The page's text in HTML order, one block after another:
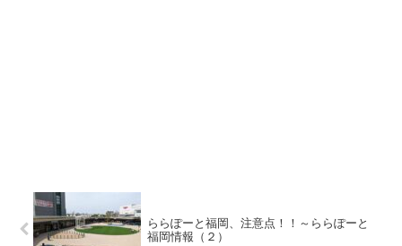
ららぽーと福岡、注意点！！～ららぽーと
福岡情報（２）